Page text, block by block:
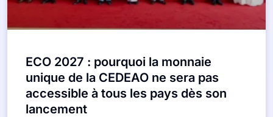
ECO 2027 : pourquoi la monnaie
unique de la CEDEAO ne sera pas
accessible à tous les pays dès son
lancement